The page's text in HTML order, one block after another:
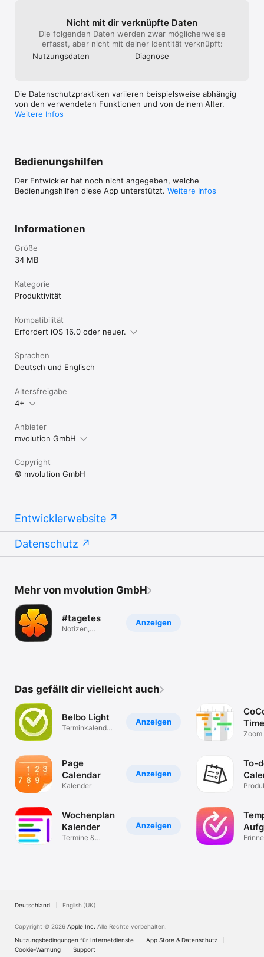
Nicht mit dir verknüpfte Daten
Die folgenden Daten werden zwar möglicherweise
erfasst, aber nicht mit deiner Identität verknüpft:
Nutzungs­daten
Diagnose
Die Datenschutzpraktiken variieren beispielsweise abhängig
von den verwendeten Funktionen und von deinem Alter.
Weitere Infos
Bedienungshilfen
Der Entwickler hat noch nicht angegeben, welche
Bedienungshilfen diese App unterstützt. Weitere Infos
Informationen
Größe
34 MB
Kategorie
Produktivität
Kompatibilität
Erfordert iOS 16.0 oder neuer.
Sprachen
Deutsch und Englisch
Altersfreigabe
4+
Anbieter
mvolution GmbH
Copyright
© mvolution GmbH
Entwicklerwebsite
Datenschutz
Mehr von mvolution GmbH
Anzeigen
#tagetes
Notizen,
Das gefällt dir vielleicht auch
Anzeigen
Belbo Light
Terminkalender
Anzeigen
Page
Calendar
Kalender
Anzeigen
Wochenplan
Kalender
Termine &
Zoom
To-
Deutschland English (UK)
Copyright © 2026 Apple Inc. Alle Rechte vorbehalten.
Nutzungsbedingungen für Internetdienste
App Store & Datenschutz
Cookie-Warnung
Support